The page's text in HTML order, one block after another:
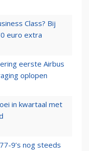
Class? Bij
euro extra
eerste Airbus
oplopen
in kwartaal met
9’s nog steeds